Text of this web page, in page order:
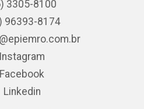
3305-8100
96393-8174
Instagram
Facebook
Linkedin